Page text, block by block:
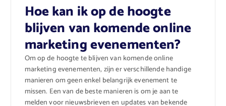
Hoe kan ik op de hoogte
blijven van komende online
marketing evenementen?
Om op de hoogte te blijven van komende online
marketing evenementen, zijn er verschillende handige
manieren om geen enkel belangrijk evenement te
missen. Een van de beste manieren is om je aan te
melden voor nieuwsbrieven en updates van bekende